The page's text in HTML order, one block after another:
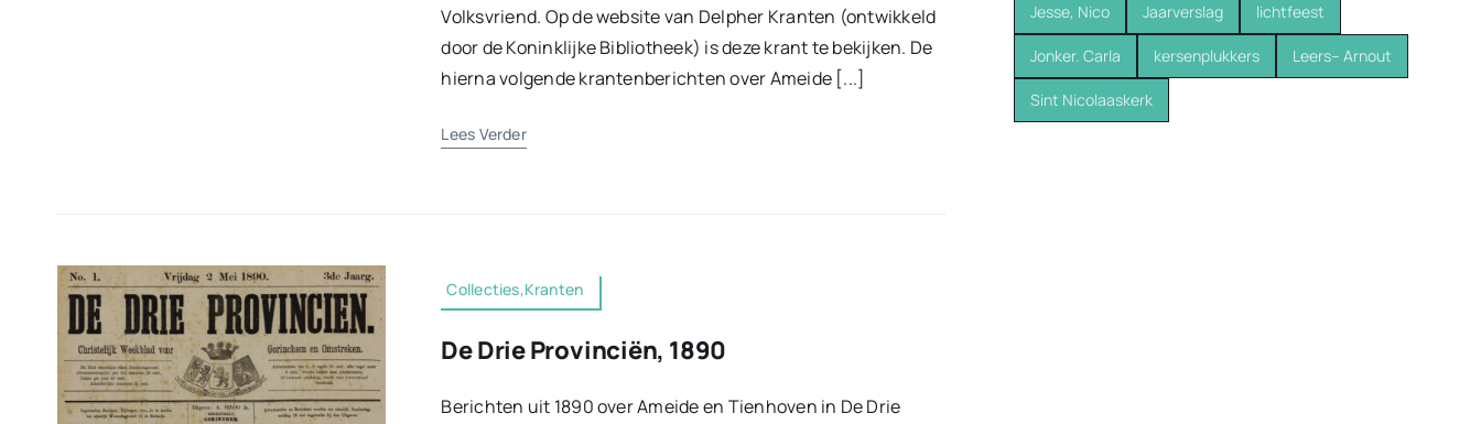
Volksvriend. Op de website van Delpher Kranten (ontwikkeld
door de Koninklijke Bibliotheek) is deze krant te bekijken. De
hierna volgende krantenberichten over Ameide [...]
Lees Verder
Collecties,Kranten
De Drie Provinciën, 1890
Berichten uit 1890 over Ameide en Tienhoven in De Drie
Jesse, Nico Jaarverslag lichtfeest
Jonker. Carla kersenplukkers Leers-- Arnout
Sint Nicolaaskerk